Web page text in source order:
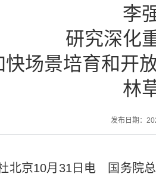
李
研究深化
快场景培育和开
林
发布日期：
北京10月31日电 国务院